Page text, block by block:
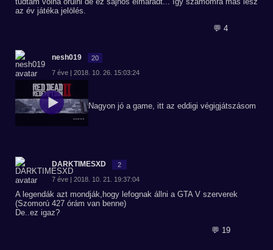
az év játéka jelölés.
💬 4
nesh019 20
7 éve | 2018. 10. 26. 15:03:24
Nagyon jó a game, itt az eddigi végigjátszásom
DARKTIMESXD 2
7 éve | 2018. 10. 21. 19:37:04
A legendák azt mondják,hogy lefognak állni a GTA V szerverek
(Szomorú 427 órám van benne)
De..ez igaz?
💬 19